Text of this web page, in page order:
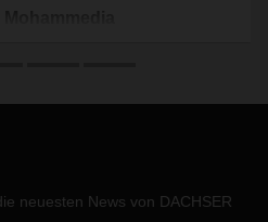
zusammengefasst.
neuesten News von DACHSER